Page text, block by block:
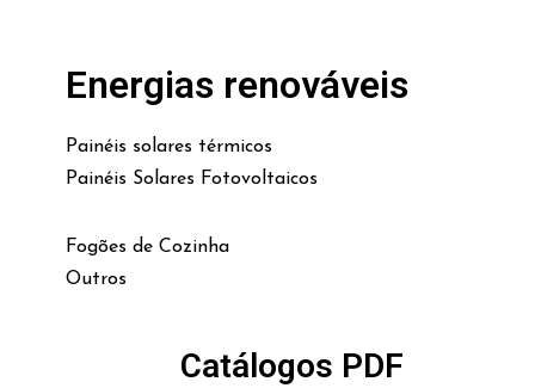
Energias renováveis
Painéis solares térmicos
Painéis Solares Fotovoltaicos
Fogões de Cozinha
Outros
Catálogos PDF